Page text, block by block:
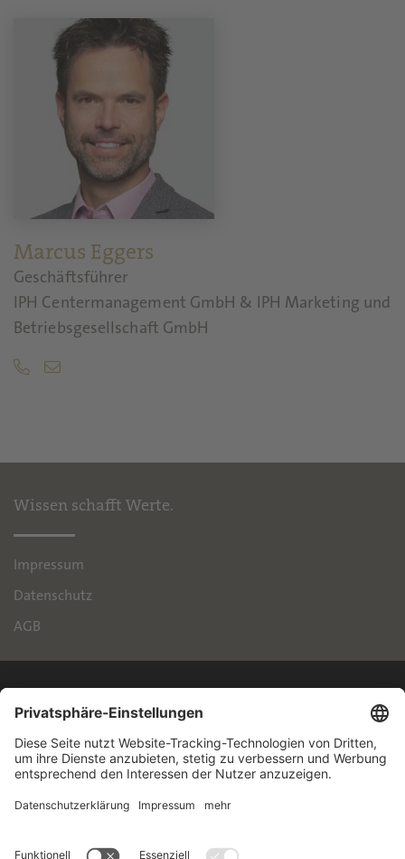
Marcus Eggers
Geschäftsführer
IPH Centermanagement GmbH & IPH Marketing und
Betriebsgesellschaft GmbH
Wissen schafft Werte.
Impressum
Datenschutz
AGB
IPH
Handelsimmobilien GmbH
80333 München
+49 89 55118-145